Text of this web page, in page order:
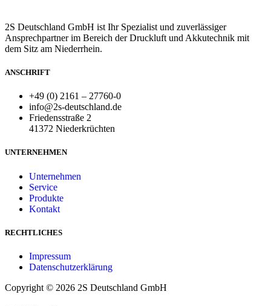
2S Deutschland GmbH ist Ihr Spezialist und zuverlässiger
Ansprechpartner im Bereich der Druckluft und Akkutechnik mit
dem Sitz am Niederrhein.
ANSCHRIFT
+49 (0) 2161 – 27760-0
info@2s-deutschland.de
Friedensstraße 2
41372 Niederkrüchten
UNTERNEHMEN
Unternehmen
Service
Produkte
Kontakt
RECHTLICHES
Impressum
Datenschutzerklärung
Copyright © 2026 2S Deutschland GmbH